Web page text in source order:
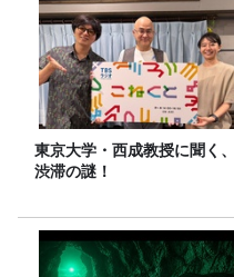
東京大学・西成教授に聞く、
渋滞の謎！